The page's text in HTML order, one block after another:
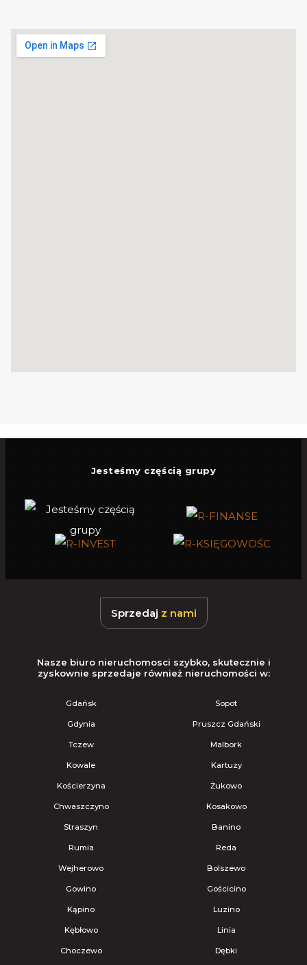
Jesteśmy częścią grupy
Sprzedaj z nami
Nasze biuro nieruchomosci szybko, skutecznie i
zyskownie sprzedaje również nieruchomości w:
Gdańsk Sopot
Gdynia Pruszcz Gdański
Tczew Malbork
Kowale Kartuzy
Kościerzyna Żukowo
Chwaszczyno Kosakowo
Straszyn Banino
Rumia Reda
Wejherowo Bolszewo
Gowino Gościcino
Kąpino Luzino
Kębłowo Linia
Choczewo Dębki